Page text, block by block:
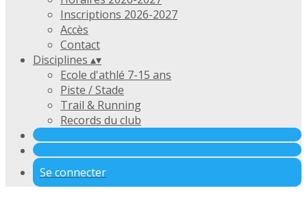
Inscriptions 2026-2027
Accès
Contact
Disciplines ▴▾
Ecole d'athlé 7-15 ans
Piste / Stade
Trail & Running
Records du club
Se connecter